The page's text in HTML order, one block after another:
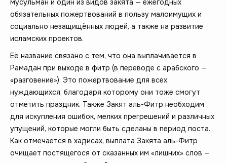
обязательных пожертвований в пользу малоимущих и
социально незащищённых людей, а также на развитие
исламских проектов.
Её название связано с тем, что она выплачивается в
Рамадан при выходе в фитр (в переводе с арабского —
«разговение»). Это пожертвование для всех
нуждающихся, благодаря которому они тоже смогут
отметить праздник. Также Закят аль-Фитр необходим
для искупления ошибок, мелких прегрешений и различных
упущений, которые могли быть сделаны в период поста.
Как отмечается в хадисах, выплата Закята аль-Фитр
очищает постящегося от сказанных им «лишних» слов —